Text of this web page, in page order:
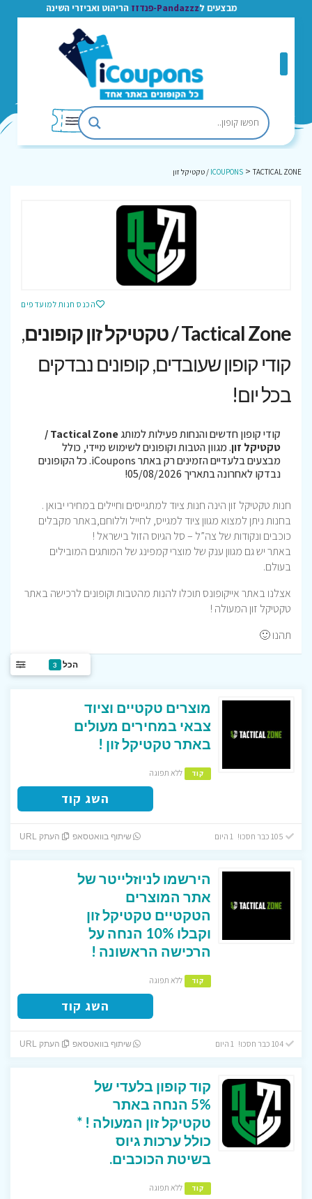
מבצעים ל Pandazzz-פנדזז הריהוט ואביזרי השינה
ICOUPONS > TACTICAL ZONE / טקטיקל זון
הכנס חנות למועדפים
Tactical Zone / טקטיקל זון קופונים
,
קודי קופון שעובדים, קופונים נבדקים
בכל יום!
קודי קופון חדשים והנחות פעילות למותג
Tactical Zone /
טקטיקל זון. מגוון הטבות וקופונים לשימוש מיידי, כולל
מבצעים בלעדיים הזמינים רק באתר iCoupons. כל הקופונים
נבדקו לאחרונה בתאריך 05/08/2026!
חנות טקטיקל זון הינה חנות ציוד למתגייסים וחיילים במחירי יבואן .
בחנות ניתן למצוא מגוון ציוד למגייס, לחייל וללוחם,באתר מקבלים
כוכבים ונקודות של צה”ל – סל הגיוס הזול בישראל !
באתר יש גם מגוון ענק של מוצרי קמפינג של המותגים המובילים
בעולם.
אצלנו באתר אייקופונס תוכלו להנות מהטבות וקופונים לרכישה באתר
טקטיקל זון המעולה !
תהנו 🙂
הכל 3
מוצרים טקטיים וציוד
צבאי במחירים מעולים
באתר טקטיקל זון !
קוד ללא תפוגה
השג קוד
שיתוף בוואטסאפ העתק URL
הירשמו לניוזלייטר של
אתר המוצרים
הטקטיים טקטיקל זון
וקבלו 10% הנחה על
הרכישה הראשונה !
קוד ללא תפוגה
השג קוד
104 כבר חסכו! 1 היום שיתוף בוואטסאפ העתק URL
קוד קופון בלעדי של
5% הנחה באתר
טקטיקל זון המעולה ! *
כולל ערכות גיוס
בשיטת הכוכבים.
קוד ללא תפוגה